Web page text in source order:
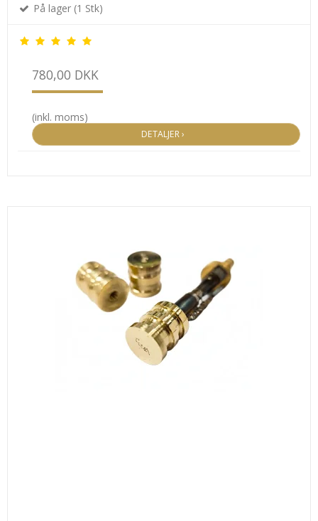
På lager (1 Stk)
780,00 DKK
(inkl. moms)
DETALJER ›